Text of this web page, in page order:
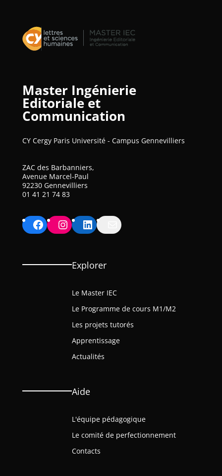
Master Ingénierie
Editoriale et
Communication
CY Cergy Paris Université - Campus Gennevilliers
ZAC des Barbanniers,
Avenue Marcel-Paul
92230 Gennevilliers
01 41 21 74 83
Facebook Instagram LinkedIn
Explorer
Le Master IEC
Le Programme de cours M1/M2
Les projets tutorés
Apprentissage
Actualités
Aide
L'équipe pédagogique
Le comité de perfectionnement
Contacts